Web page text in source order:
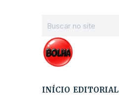
INÍCIO EDITORIAL